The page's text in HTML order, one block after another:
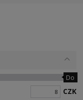
Do
CZK